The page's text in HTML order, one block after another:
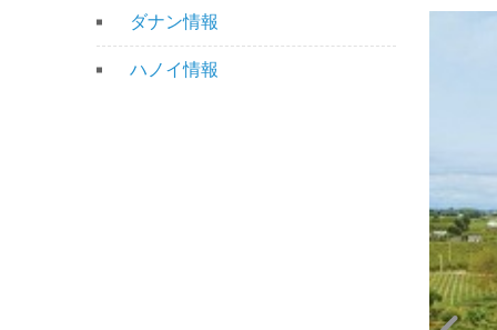
ダナン情報
ハノイ情報